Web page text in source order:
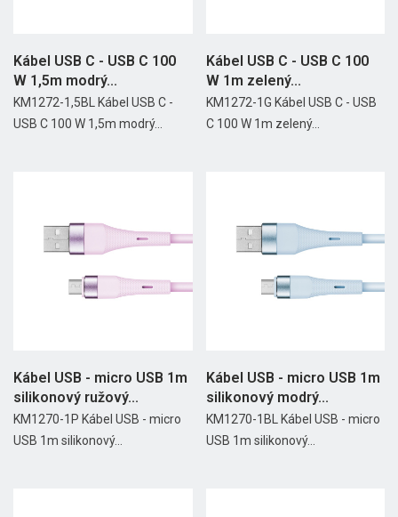
Kábel USB C - USB C 100
W 1,5m modrý...
KM1272-1,5BL Kábel USB C -
USB C 100 W 1,5m modrý...
Kábel USB C - USB C 100
W 1m zelený...
KM1272-1G Kábel USB C - USB
C 100 W 1m zelený...
Kábel USB - micro USB 1m
silikonový ružový...
KM1270-1P Kábel USB - micro
USB 1m silikonový...
Kábel USB - micro USB 1m
silikonový modrý...
KM1270-1BL Kábel USB - micro
USB 1m silikonový...